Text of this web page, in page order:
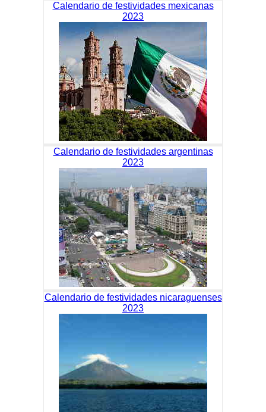
Calendario de festividades mexicanas
2023
Calendario de festividades argentinas
2023
Calendario de festividades nicaraguenses
2023